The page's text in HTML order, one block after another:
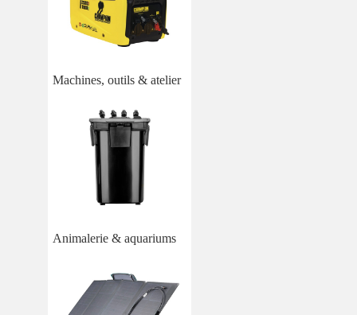
Machines, outils & atelier
Animalerie & aquariums